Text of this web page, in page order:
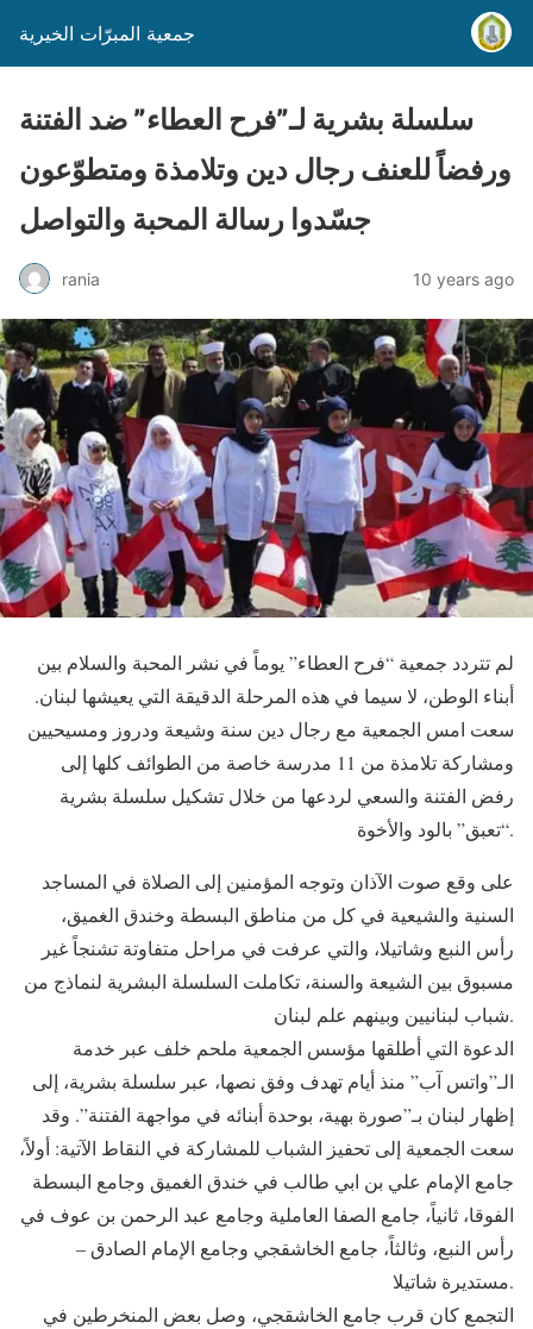
جمعية المبرّات الخيرية
سلسلة بشرية لـ”فرح العطاء” ضد الفتنة
ورفضاً للعنف رجال دين وتلامذة ومتطوّعون
جسّدوا رسالة المحبة والتواصل
rania 10 years ago
لم تتردد جمعية “فرح العطاء” يوماً في نشر المحبة والسلام بين
أبناء الوطن، لا سيما في هذه المرحلة الدقيقة التي يعيشها لبنان.
سعت امس الجمعية مع رجال دين سنة وشيعة ودروز ومسيحيين
ومشاركة تلامذة من 11 مدرسة خاصة من الطوائف كلها إلى
رفض الفتنة والسعي لردعها من خلال تشكيل سلسلة بشرية
“تعبق” بالود والأخوة.
على وقع صوت الآذان وتوجه المؤمنين إلى الصلاة في المساجد
السنية والشيعية في كل من مناطق البسطة وخندق الغميق،
رأس النبع وشاتيلا، والتي عرفت في مراحل متفاوتة تشنجاً غير
مسبوق بين الشيعة والسنة، تكاملت السلسلة البشرية لنماذج من
شباب لبنانيين وبينهم علم لبنان.
الدعوة التي أطلقها مؤسس الجمعية ملحم خلف عبر خدمة
الـ”واتس آب” منذ أيام تهدف وفق نصها، عبر سلسلة بشرية، إلى
إظهار لبنان بـ”صورة بهية، بوحدة أبنائه في مواجهة الفتنة”. وقد
سعت الجمعية إلى تحفيز الشباب للمشاركة في النقاط الآتية: أولاً،
جامع الإمام علي بن ابي طالب في خندق الغميق وجامع البسطة
الفوقا، ثانياً، جامع الصفا العاملية وجامع عبد الرحمن بن عوف في
رأس النبع، وثالثاً، جامع الخاشقجي وجامع الإمام الصادق –
مستديرة شاتيلا.
التجمع كان قرب جامع الخاشقجي، وصل بعض المنخرطين في